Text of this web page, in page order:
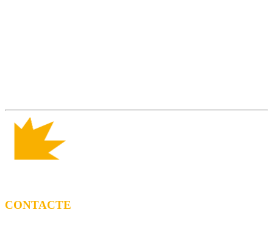
CONTACTE